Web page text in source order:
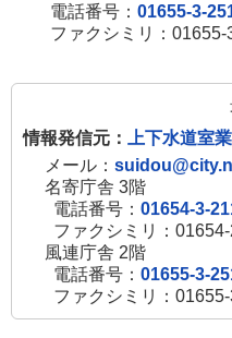
電話番号： 01655-3-
ファクシミリ：01655-
情報発信元：
上下水道室
メール：
名寄庁舎 3階
電話番号： 01654-3-
ファクシミリ：
風連庁舎 2階
電話番号： 01655-3-
ファクシミリ：